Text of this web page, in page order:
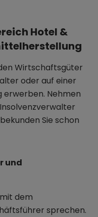
Hotel &
Wirtschaftsgüter
oder auf einer
erwerben. Nehmen
Sie schon
und
dem
sprechen.